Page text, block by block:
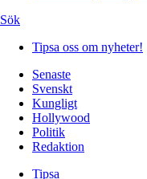
Sök
Tipsa oss om nyheter!
Senaste
Svenskt
Kungligt
Hollywood
Politik
Redaktion
Tipsa